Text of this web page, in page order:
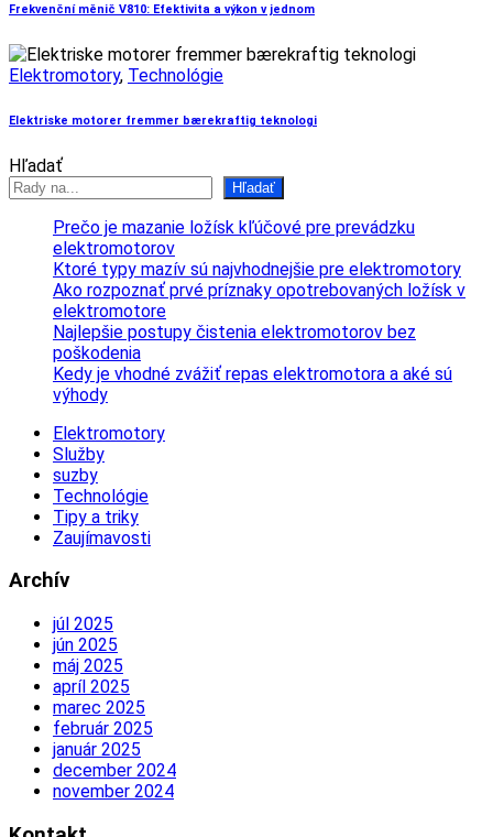
Frekvenční měnič V810: Efektivita a výkon v jednom
Elektromotory, Technológie
Elektriske motorer fremmer bærekraftig teknologi
Hľadať
Hľadať
Prečo je mazanie ložísk kľúčové pre prevádzku
elektromotorov
Ktoré typy mazív sú najvhodnejšie pre elektromotory
Ako rozpoznať prvé príznaky opotrebovaných ložísk v
elektromotore
Najlepšie postupy čistenia elektromotorov bez
poškodenia
Kedy je vhodné zvážiť repas elektromotora a aké sú
výhody
Elektromotory
Služby
suzby
Technológie
Tipy a triky
Zaujímavosti
Archív
júl 2025
jún 2025
máj 2025
apríl 2025
marec 2025
február 2025
január 2025
december 2024
november 2024